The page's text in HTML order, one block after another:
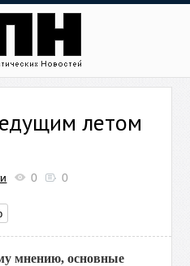
летом
0 0
мнению, основные